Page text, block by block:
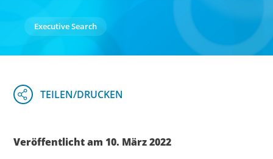
Executive Search
Veröffentlicht am 10. März 2022